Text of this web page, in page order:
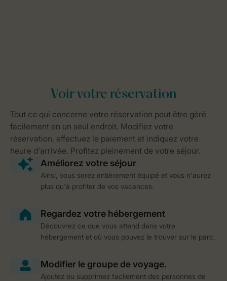
Ainsi, vous serez entièrement équipé et vous n'aurez
plus qu'à profiter de vos vacances.
Découvrez ce que vous attend dans votre
hébergement et où vous pouvez le trouver sur le parc.
Ajoutez ou supprimez facilement des personnes de